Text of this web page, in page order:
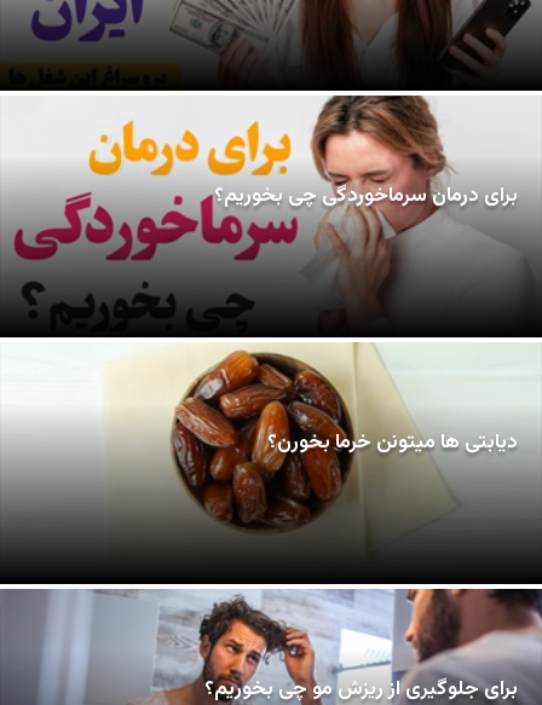
برای درمان سرماخوردگی چی بخوریم؟
دیابتی ها میتونن خرما بخورن؟
برای جلوگیری از ریزش مو چی بخوریم؟